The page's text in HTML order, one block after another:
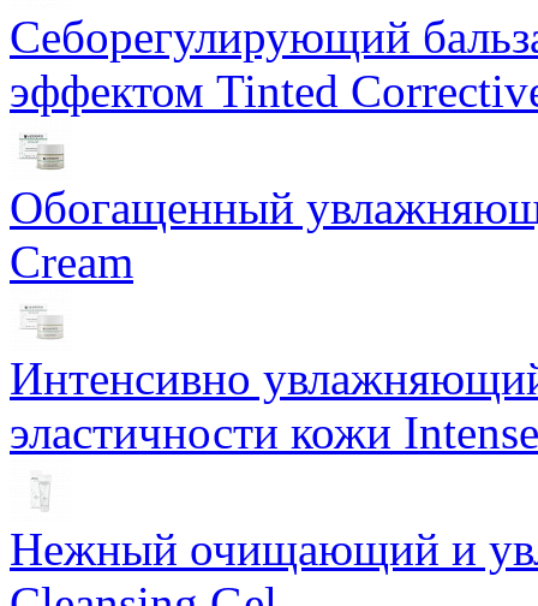
Себорегулирующий
эффектом Tinted
Обогащенный
Cream
Интенсивно
эластичности кожи
Нежный очищающий и